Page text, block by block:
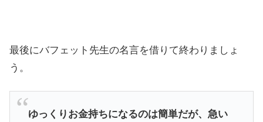
最後にバフェット先生の名言を借りて終わりましょ
う。
ゆっくりお金持ちになるのは簡単だが、急い